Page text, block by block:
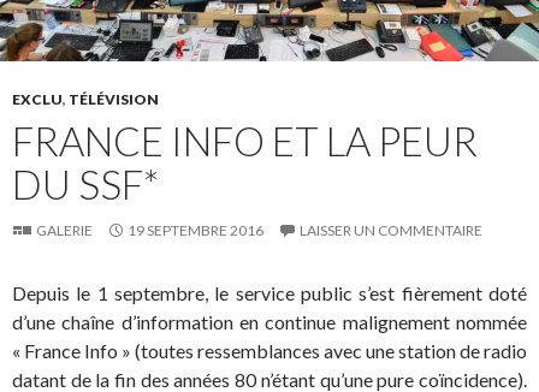
EXCLU, TÉLÉVISION
FRANCE INFO ET LA PEUR
DU SSF*
GALERIE 19 SEPTEMBRE 2016 LAISSER UN COMMENTAIRE
Depuis le 1 septembre, le service public s’est fièrement doté
d’une chaîne d’information en continue malignement nommée
« France Info » (toutes ressemblances avec une station de radio
datant de la fin des années 80 n’étant qu’une pure coïncidence).